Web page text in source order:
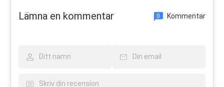
Lämna en kommentar 0 Kommentar